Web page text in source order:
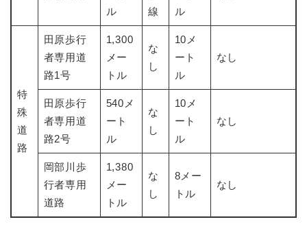
ル
線
ル
特
殊
道
路
田原歩行
者専用道
路1号
1,300
メー
トル
な
し
10メ
ート
ル
なし
田原歩行
者専用道
路2号
540メ
ート
ル
な
し
10メ
ート
ル
なし
岡部川歩
行者専用
道路
1,380
メー
トル
な
し
8メー
トル
なし